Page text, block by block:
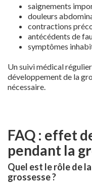
saignements
douleurs
contractions
antécédents de
symptômes
Un suivi médical
développement de la
nécessaire.
FAQ : effet
pendant la
Quel est le rôle de
grossesse ?